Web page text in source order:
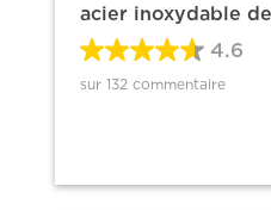
acier inoxydable
4.6
sur 132 commentaire